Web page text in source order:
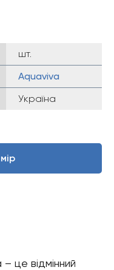
шт.
Aquaviva
Україна
це відмінний